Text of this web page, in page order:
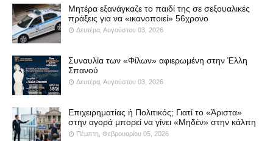
Μητέρα εξανάγκαζε το παιδί της σε σεξουαλικές
πράξεις για να «ικανοποιεί» 56χρονο
Δευτέρα, Αυγούστου 03, 2026
Συναυλία των «Φίλων» αφιερωμένη στην Έλλη
Σπανού
Δευτέρα, Αυγούστου 03, 2026
Επιχειρηματίας ή Πολιτικός; Γιατί το «Άριστα»
στην αγορά μπορεί να γίνει «Μηδέν» στην κάλπη
Πέμπτη, Φεβρουαρίου 05, 2026